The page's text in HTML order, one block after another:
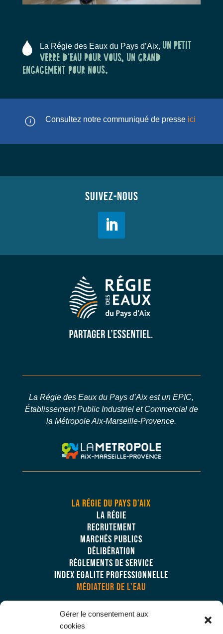
Gérer le consentement aux
cookies
La Régie des Eaux du Pays d’Aix, Un petit
verre d’eau pour vous, un grand
engagement pour nous.
Consultez notre communiqué de presse ici
SUIVEZ-NOUS
La Régie des Eaux du Pays d’Aix est un EPIC,
Établissement Public Industriel et Commercial de
la Métropole Aix-Marseille-Provence.
LA RÉGIE DU PAYS D’AIX
LA RÉGIE
RECRUTEMENT
MARCHÉS PUBLICS
DÉLIBÉRATION
RÈGLEMENTS DE SERVICE
INDEX EGALITE PROFESSIONNELLE
MÉDIATEUR DE L’EAU